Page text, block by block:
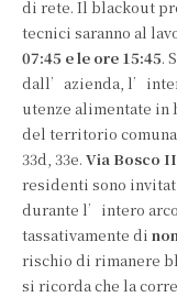
di rete. Il blackout
tecnici saranno al
07:45 e le ore 15:45.
dall’azienda,
utenze alimentate in
del territorio
33d, 33e. Via Bosco II
residenti sono
durante l’intero
tassativamente di
rischio di rimanere
si ricorda che la